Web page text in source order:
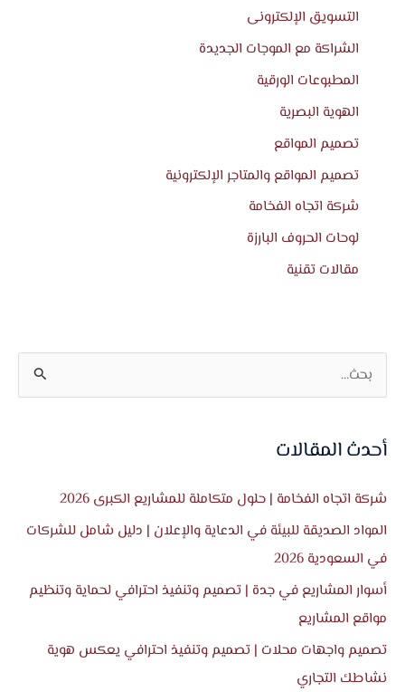
التسويق الإلكترونى
الشراكة مع الموجات الجديدة
المطبوعات الورقية
الهوية البصرية
تصميم المواقع
تصميم المواقع والمتاجر الإلكترونية
شركة اتجاه الفخامة
لوحات الحروف البارزة
مقالات تقنية
ل
ح
ث
أحدث المقالات
شركة اتجاه الفخامة | حلول متكاملة للمشاريع الكبرى 2026
المواد الصديقة للبيئة في الدعاية والإعلان | دليل شامل للشركات
في السعودية 2026
أسوار المشاريع في جدة | تصميم وتنفيذ احترافي لحماية وتنظيم
مواقع المشاريع
تصميم واجهات محلات | تصميم وتنفيذ احترافي يعكس هوية
نشاطك التجاري